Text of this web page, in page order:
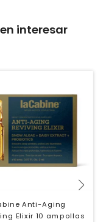
interesar
Anti-Aging
Elixir 10 ampollas